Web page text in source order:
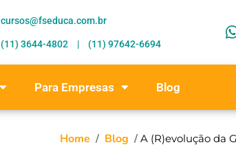
cursos@fseduca.com.br
(11) 3644-4802ﾠ|ﾠ(11) 97642-6694
Para Empresas Blog
Home / Blog / A (R)evolução da